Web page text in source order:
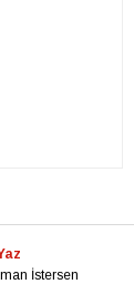
İstersen